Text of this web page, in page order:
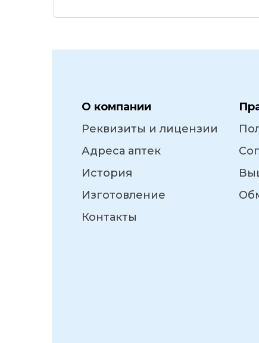
О компании
Реквизиты и лицензии
Адреса аптек
История
Изготовление
Контакты